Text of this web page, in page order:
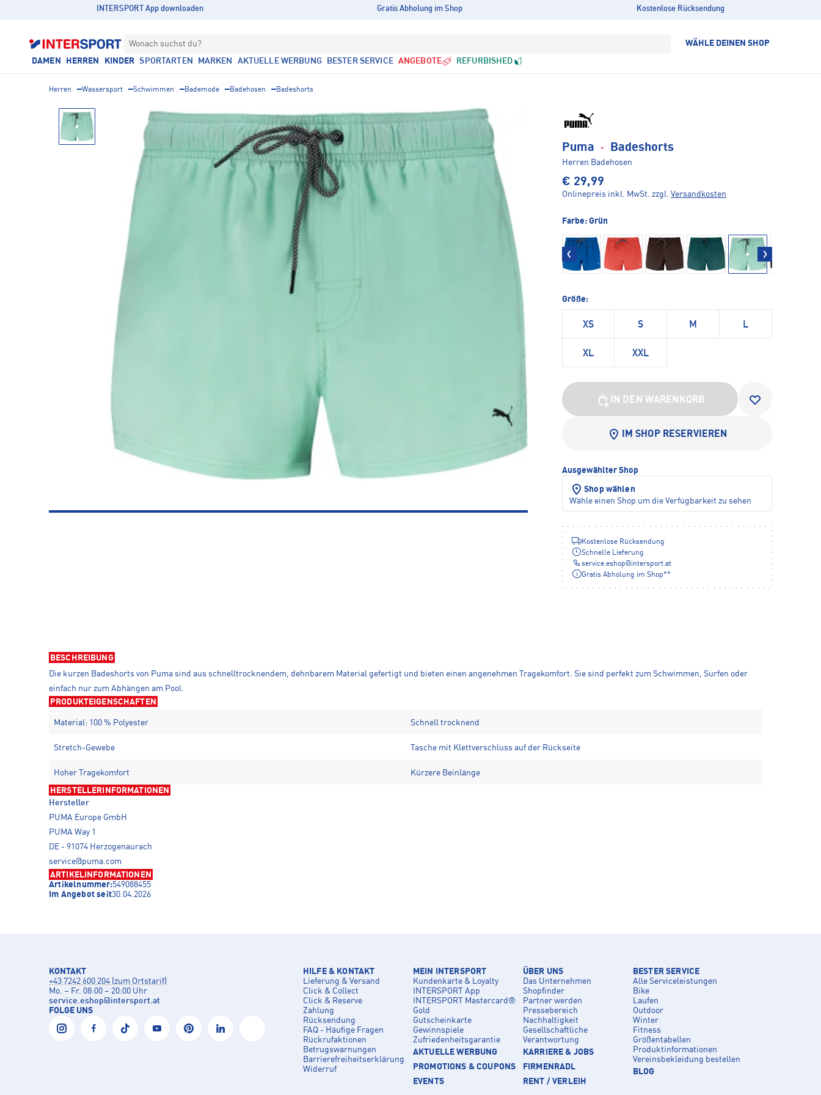
INTERSPORT App downloaden Gratis Abholung im Shop Kostenlose Rücksendung
Wonach suchst du? WÄHLE DEINEN SHOP
DAMEN HERREN KINDER SPORTARTEN MARKEN AKTUELLE WERBUNG BESTER SERVICE ANGEBOTE REFURBISHED
Herren Wassersport Schwimmen Bademode Badehosen Badeshorts
Puma · Badeshorts
Herren Badehosen
€ 29,99
Onlinepreis inkl. MwSt. zzgl. Versandkosten
Farbe: Grün
Größe:
XS S M L
XL XXL
IN DEN WARENKORB
IM SHOP RESERVIEREN
Ausgewählter Shop
Shop wählen
Wähle einen Shop um die Verfügbarkeit zu sehen
Kostenlose Rücksendung
Schnelle Lieferung
service.eshop@intersport.at
Gratis Abholung im Shop**
BESCHREIBUNG
Die kurzen Badeshorts von Puma sind aus schnelltrocknendem, dehnbarem Material gefertigt und bieten einen angenehmen Tragekomfort. Sie sind perfekt zum Schwimmen, Surfen oder
einfach nur zum Abhängen am Pool.
PRODUKTEIGENSCHAFTEN
Material: 100 % Polyester Schnell trocknend
Stretch-Gewebe Tasche mit Klettverschluss auf der Rückseite
Hoher Tragekomfort Kürzere Beinlänge
HERSTELLERINFORMATIONEN
Hersteller
PUMA Europe GmbH
PUMA Way 1
DE - 91074 Herzogenaurach
service@puma.com
ARTIKELINFORMATIONEN
Artikelnummer:549088455
Im Angebot seit30.04.2026
KONTAKT
+43 7242 600 204 (zum Ortstarif)
Mo. – Fr. 08:00 – 20:00 Uhr
service.eshop@intersport.at
FOLGE UNS
HILFE & KONTAKT
Lieferung & Versand
Click & Collect
Click & Reserve
Zahlung
Rücksendung
FAQ - Häufige Fragen
Rückrufaktionen
Betrugswarnungen
Barrierefreiheitserklärung
Widerruf
MEIN INTERSPORT
Kundenkarte & Loyalty
INTERSPORT App
INTERSPORT Mastercard®
Gold
Gutscheinkarte
Gewinnspiele
Zufriedenheitsgarantie
AKTUELLE WERBUNG
PROMOTIONS & COUPONS
EVENTS
ÜBER UNS
Das Unternehmen
Shopfinder
Partner werden
Pressebereich
Nachhaltigkeit
Gesellschaftliche
Verantwortung
KARRIERE & JOBS
FIRMENRADL
RENT / VERLEIH
BESTER SERVICE
Alle Serviceleistungen
Bike
Laufen
Outdoor
Winter
Fitness
Größentabellen
Produktinformationen
Vereinsbekleidung bestellen
BLOG